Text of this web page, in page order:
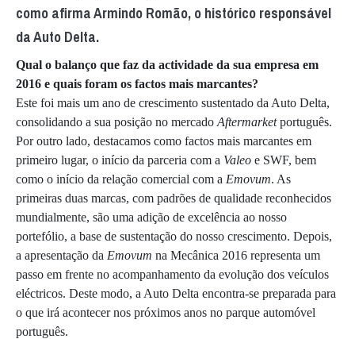
como afirma Armindo Romão, o histórico responsável
da Auto Delta.
Qual o balanço que faz da actividade da sua empresa em
2016 e quais foram os factos mais marcantes?
Este foi mais um ano de crescimento sustentado da Auto Delta,
consolidando a sua posição no mercado Aftermarketportuguês.
Por outro lado, destacamos como factos mais marcantes em
primeiro lugar, o início da parceria com a Valeo e SWF, bem
como o início da relação comercial com a Emovum. As
primeiras duas marcas, com padrões de qualidade reconhecidos
mundialmente, são uma adição de excelência ao nosso
portefólio, a base de sustentação do nosso crescimento. Depois,
a apresentação da Emovum na Mecânica 2016 representa um
passo em frente no acompanhamento da evolução dos veículos
eléctricos. Deste modo, a Auto Delta encontra-se preparada para
o que irá acontecer nos próximos anos no parque automóvel
português.